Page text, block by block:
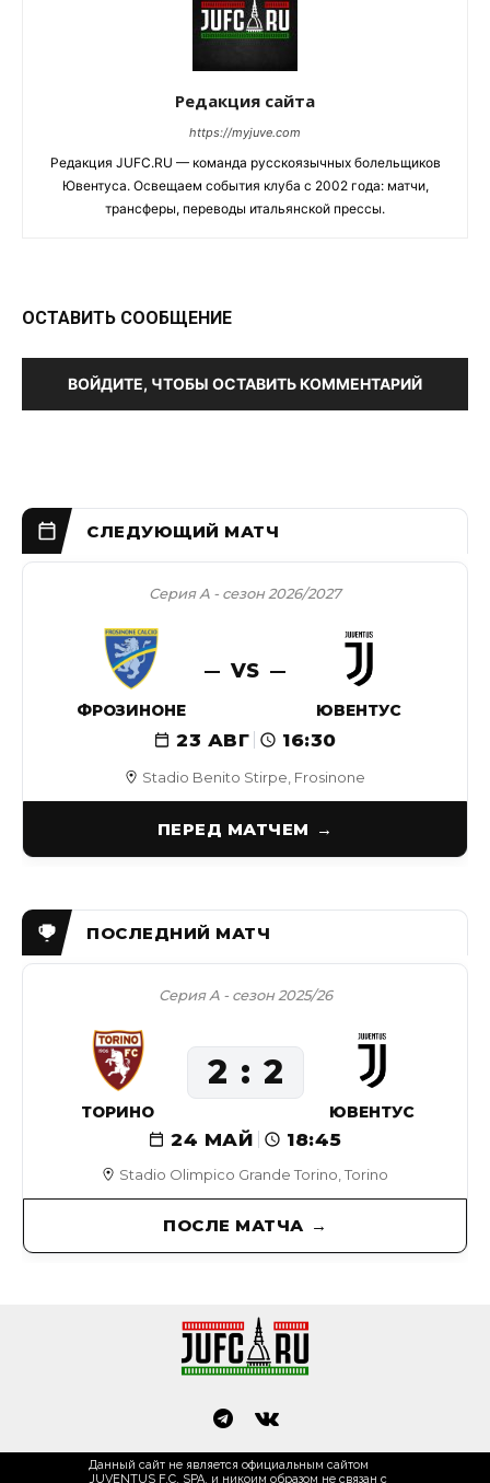
Редакция сайта
https://myjuve.com
Редакция JUFC.RU — команда русскоязычных болельщиков
Ювентуса. Освещаем события клуба с 2002 года: матчи,
трансферы, переводы итальянской прессы.
ОСТАВИТЬ СООБЩЕНИЕ
ВОЙДИТЕ, ЧТОБЫ ОСТАВИТЬ КОММЕНТАРИЙ
Stadio Benito Stirpe, Frosinone
Серия А - сезон 2026/2027
ФРОЗИНОНЕ
VS
ЮВЕНТУС
23 АВГ 16:30
ПЕРЕД МАТЧЕМ
Stadio Olimpico Grande Torino, Torino
Серия А - сезон 2025/26
24 МАЙ 18:45
ТОРИНО
2 2
ЮВЕНТУС
ПОСЛЕ МАТЧА
Данный сайт не является официальным сайтом
JUVENTUS F.C. SPA, и никоим образом не связан с